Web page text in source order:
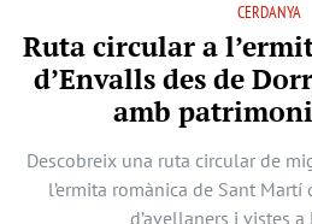
CERDANYA
Ruta circular a
d’Envalls des de
amb
Descobreix una ruta circular de
l’ermita romànica de Sant Martí
d’avellaners i vistes a